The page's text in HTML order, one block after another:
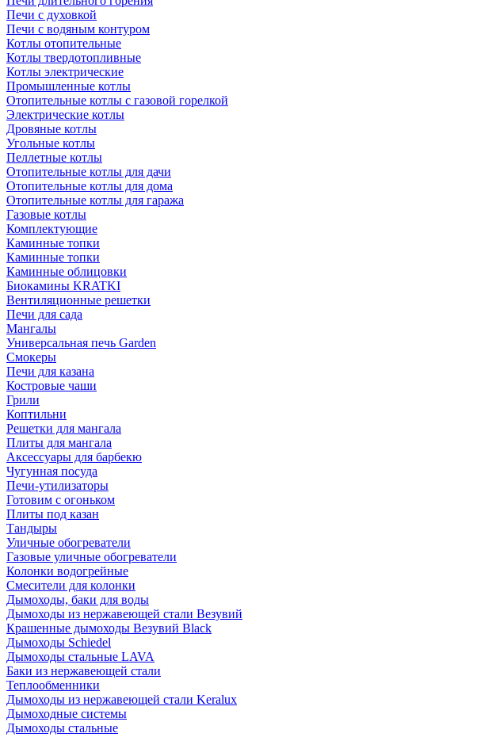
Печи с духовкой
Печи с водяным контуром
Котлы отопительные
Котлы твердотопливные
Котлы электрические
Промышленные котлы
Отопительные котлы с газовой горелкой
Электрические котлы
Дровяные котлы
Угольные котлы
Пеллетные котлы
Отопительные котлы для дачи
Отопительные котлы для дома
Отопительные котлы для гаража
Газовые котлы
Комплектующие
Каминные топки
Каминные топки
Каминные облицовки
Биокамины KRATKI
Вентиляционные решетки
Печи для сада
Мангалы
Универсальная печь Garden
Смокеры
Печи для казана
Костровые чаши
Грили
Коптильни
Решетки для мангала
Плиты для мангала
Аксессуары для барбекю
Чугунная посуда
Печи-утилизаторы
Готовим с огоньком
Плиты под казан
Тандыры
Уличные обогреватели
Газовые уличные обогреватели
Колонки водогрейные
Смесители для колонки
Дымоходы, баки для воды
Дымоходы из нержавеющей стали Везувий
Крашенные дымоходы Везувий Black
Дымоходы Schiedel
Дымоходы стальные LAVA
Баки из нержавеющей стали
Теплообменники
Дымоходы из нержавеющей стали Keralux
Дымоходные системы
Дымоходы стальные